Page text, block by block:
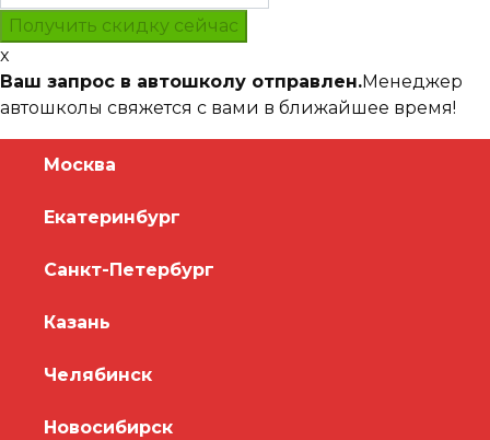
x
Ваш запрос в автошколу отправлен.Менеджер
автошколы свяжется с вами в ближайшее время!
Москва
Екатеринбург
Санкт-Петербург
Казань
Челябинск
Новосибирск